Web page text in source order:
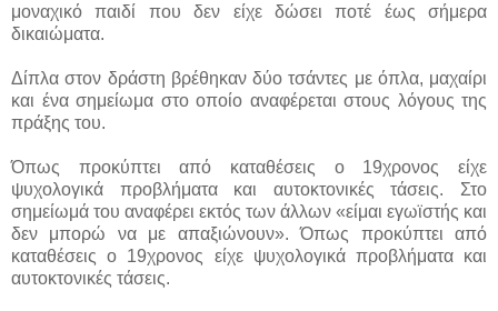
μοναχικό παιδί που δεν είχε δώσει ποτέ έως σήμερα
δικαιώματα.
Δίπλα στον δράστη βρέθηκαν δύο τσάντες με όπλα, μαχαίρι
και ένα σημείωμα στο οποίο αναφέρεται στους λόγους της
πράξης του.
Όπως προκύπτει από καταθέσεις ο 19χρονος είχε
ψυχολογικά προβλήματα και αυτοκτονικές τάσεις. Στο
σημείωμά του αναφέρει εκτός των άλλων «είμαι εγωϊστής και
δεν μπορώ να με απαξιώνουν». Όπως προκύπτει από
καταθέσεις ο 19χρονος είχε ψυχολογικά προβλήματα και
αυτοκτονικές τάσεις.